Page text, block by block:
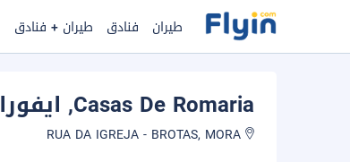
طيران فنادق طيران + فنادق
Casas De Romaria, ايفورا